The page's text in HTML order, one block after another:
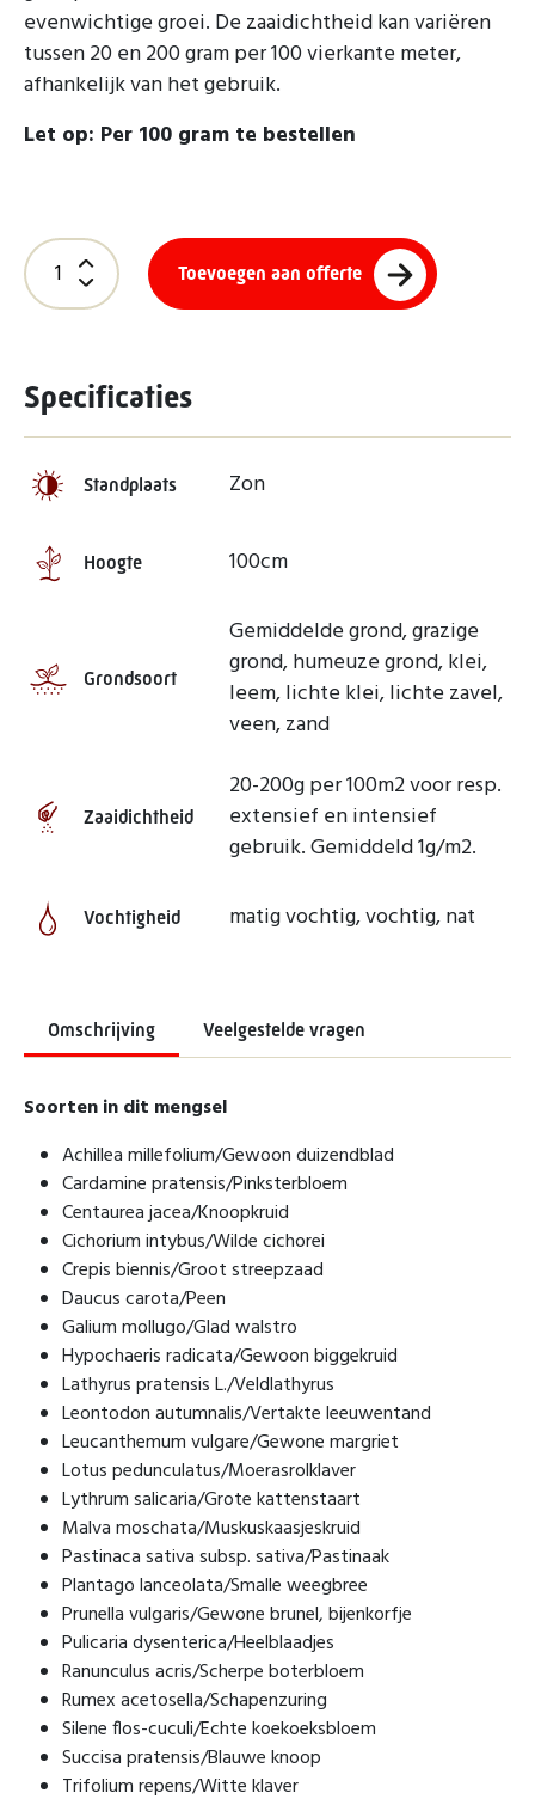
evenwichtige groei. De zaaidichtheid kan variëren
tussen 20 en 200 gram per 100 vierkante meter,
afhankelijk van het gebruik.
Let op: Per 100 gram te bestellen
Toevoegen aan offerte
Specificaties
Standplaats Zon
Hoogte 100cm
Grondsoort
Gemiddelde grond, grazige
grond, humeuze grond, klei,
leem, lichte klei, lichte zavel,
veen, zand
Zaaidichtheid
20-200g per 100m2 voor resp.
extensief en intensief
gebruik. Gemiddeld 1g/m2.
Vochtigheid matig vochtig, vochtig, nat
Omschrijving Veelgestelde vragen
Soorten in dit mengsel
Achillea millefolium/Gewoon duizendblad
Cardamine pratensis/Pinksterbloem
Centaurea jacea/Knoopkruid
Cichorium intybus/Wilde cichorei
Crepis biennis/Groot streepzaad
Daucus carota/Peen
Galium mollugo/Glad walstro
Hypochaeris radicata/Gewoon biggekruid
Lathyrus pratensis L./Veldlathyrus
Leontodon autumnalis/Vertakte leeuwentand
Leucanthemum vulgare/Gewone margriet
Lotus pedunculatus/Moerasrolklaver
Lythrum salicaria/Grote kattenstaart
Malva moschata/Muskuskaasjeskruid
Pastinaca sativa subsp. sativa/Pastinaak
Plantago lanceolata/Smalle weegbree
Prunella vulgaris/Gewone brunel, bijenkorfje
Pulicaria dysenterica/Heelblaadjes
Ranunculus acris/Scherpe boterbloem
Rumex acetosella/Schapenzuring
Silene flos-cuculi/Echte koekoeksbloem
Succisa pratensis/Blauwe knoop
Trifolium repens/Witte klaver